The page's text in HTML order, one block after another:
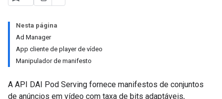
Nesta página
Ad Manager
App cliente de player de vídeo
Manipulador de manifesto
A API DAI Pod Serving fornece manifestos de conjuntos
de anúncios em vídeo com taxa de bits adaptáveis,